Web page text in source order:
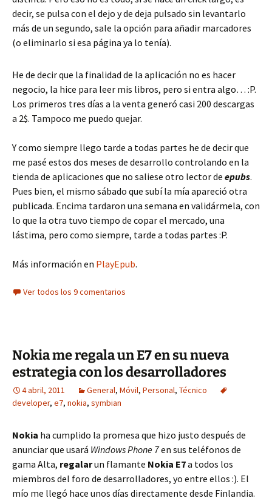
decir, se pulsa con el dejo y de deja pulsado sin levantarlo
más de un segundo, sale la opción para añadir marcadores
(o eliminarlo si esa página ya lo tenía).
He de decir que la finalidad de la aplicación no es hacer
negocio, la hice para leer mis libros, pero si entra algo… :P.
Los primeros tres días a la venta generó casi 200 descargas
a 2$. Tampoco me puedo quejar.
Y como siempre llego tarde a todas partes he de decir que
me pasé estos dos meses de desarrollo controlando en la
tienda de aplicaciones que no saliese otro lector de epubs.
Pues bien, el mismo sábado que subí la mía apareció otra
publicada. Encima tardaron una semana en validármela, con
lo que la otra tuvo tiempo de copar el mercado, una
lástima, pero como siempre, tarde a todas partes :P.
Más información en PlayEpub.
Ver todos los 9 comentarios
Nokia me regala un E7 en su nueva
estrategia con los desarrolladores
4 abril, 2011 General, Móvil, Personal, Técnico
developer, e7, nokia, symbian
Nokia ha cumplido la promesa que hizo justo después de
anunciar que usará Windows Phone 7en sus teléfonos de
gama Alta, regalarun flamante Nokia E7a todos los
miembros del foro de desarrolladores, yo entre ellos :). El
mío me llegó hace unos días directamente desde Finlandia.